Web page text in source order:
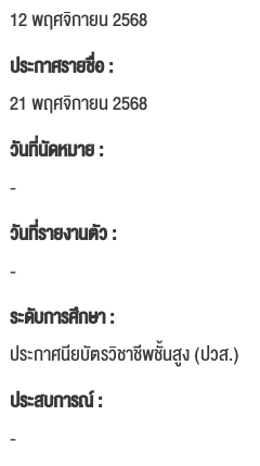
12 พฤศจิกายน 2568
ประกาศรายชื่อ :
21 พฤศจิกายน 2568
วันที่นัดหมาย :
-
วันที่รายงานตัว :
-
ระดับการศึกษา :
ประกาศนียบัตรวิชาชีพชั้นสูง (ปวส.)
ประสบการณ์ :
-